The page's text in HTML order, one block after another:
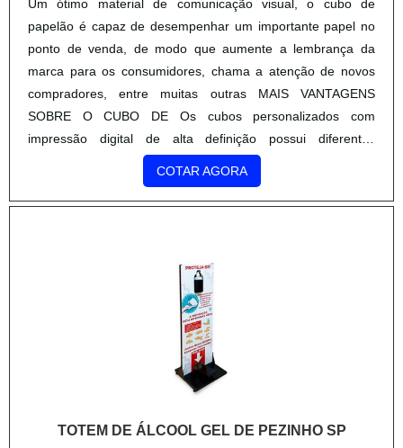
Um ótimo material de comunicação visual, o cubo de
papelão é capaz de desempenhar um importante papel no
ponto de venda, de modo que aumente a lembrança da
marca para os consumidores, chama a atenção de novos
compradores, entre muitas outras MAIS VANTAGENS
SOBRE O CUBO DE Os cubos personalizados com
impressão digital de alta definição possui diferentes
medidas, uma delas sempre irá atender a necessidade. Na
prática, este produto é capaz de divulgar informações sobre
a empresa, atrair o olhar dos clientes e até mesmo divulgar
empresas utilizam o cubo de forma decorativa, colocando
um sobre o outro eles criam designs: Diferentes;
Contemporâneos; Inovadores; Entre outros.O valor investido
neste tipo de comunicação visual pode ser considerado
baixo, principalmente quando ele é relacionado aos
benefícios de uso, estabelecendo assim uma ótima relação
benefícios serão sempre destacados.COMO ADQUIRIR
COTAR AGORA
TOTEM DE ÁLCOOL GEL DE PEZINHO SP